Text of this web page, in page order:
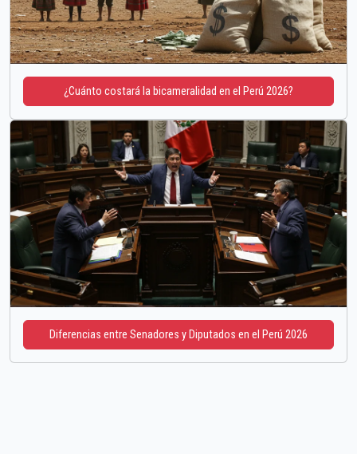
¿Cuánto costará la bicameralidad en el Perú 2026?
Diferencias entre Senadores y Diputados en el Perú 2026